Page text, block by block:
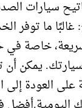
غالبًا ما توفر
خاصة في
يمكن أن
على العودة إلى